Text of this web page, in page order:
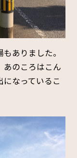
ありました。
あのころはこん
なっているこ